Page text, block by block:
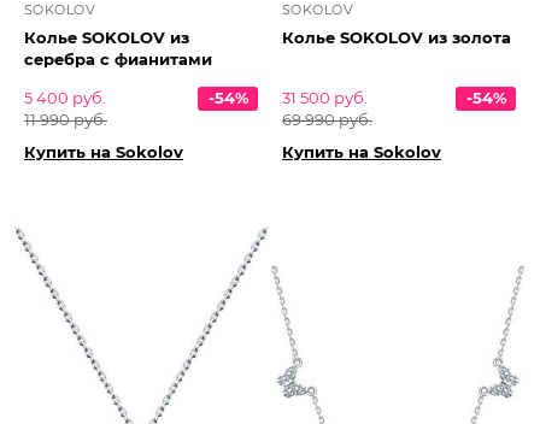
SOKOLOV
Колье SOKOLOV из
серебра с фианитами
5 400 руб.
11 990 руб.
-54%
Купить на Sokolov
SOKOLOV
Колье SOKOLOV из золота
31 500 руб.
69 990 руб.
-54%
Купить на Sokolov